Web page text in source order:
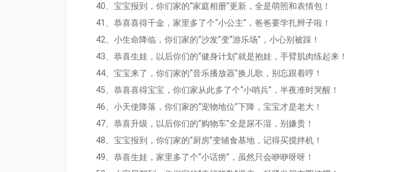
40、宝宝报到，你们家的“家庭相册”更新，全是萌照和表情包！
41、恭喜喜得千金，家里多了个“小公主”，爸爸要学扎辫子啦！
42、小生命降临，你们家的“沙发”变“游乐场”，小心别被踩！
43、恭喜生娃，以后你们的“健身计划”就是抱娃，手臂肌肉练起来！
44、宝宝来了，你们家的“音乐播放器”换儿歌，别忘跟着哼！
45、恭喜喜得宝宝，你们家从此多了个“小哨兵”，半夜准时哭醒！
46、小天使降落，你们家的“宠物地位”下降，宝宝才是老大！
47、恭喜升级，以后你们的“购物车”全是尿不湿，别嫌贵！
48、宝宝报到，你们家的“厨房”变辅食基地，记得买搅拌机！
49、恭喜生娃，家里多了个“小话痨”，虽然只会咿咿呀呀！